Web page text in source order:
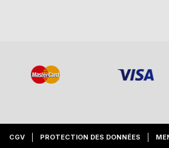
CGV PROTECTION DES DONNÉES